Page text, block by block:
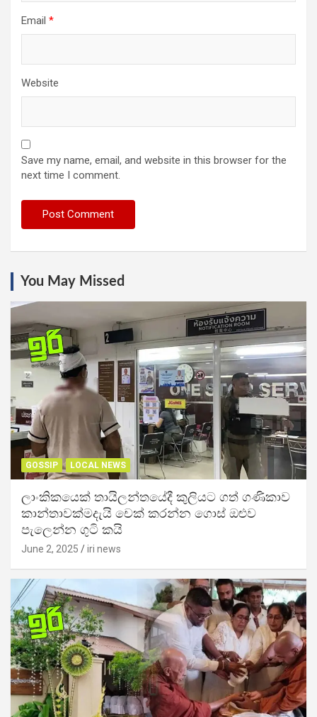
Email *
Website
Save my name, email, and website in this browser for the
next time I comment.
You May Missed
GOSSIP LOCAL NEWS
ලාංකිකයෙක් තායිලන්තයේදී කුලියට ගත් ගණිකාව
කාන්තාවක්මදැයි චෙක් කරන්න ගොස් ඔළුව
පැලෙන්න ගුටි කයි
June 2, 2025 iri news